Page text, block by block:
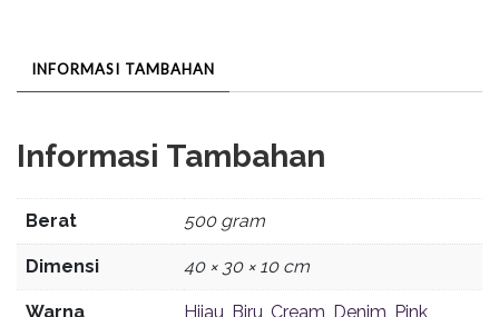
INFORMASI TAMBAHAN
Informasi Tambahan
Berat 500 gram
Dimensi 40 × 30 × 10 cm
Warna Hijau, Biru, Cream, Denim, Pink